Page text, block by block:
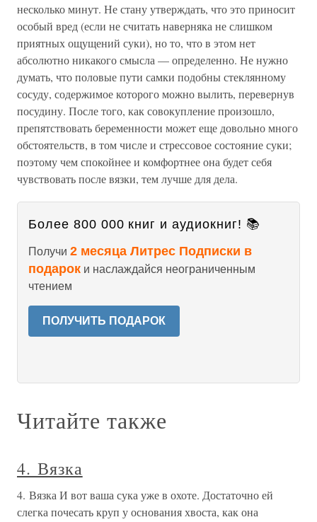
несколько минут. Не стану утверждать, что это приносит
особый вред (если не считать наверняка не слишком
приятных ощущений суки), но то, что в этом нет
абсолютно никакого смысла — определенно. Не нужно
думать, что половые пути самки подобны стеклянному
сосуду, содержимое которого можно вылить, перевернув
посудину. После того, как совокупление произошло,
препятствовать беременности может еще довольно много
обстоятельств, в том числе и стрессовое состояние суки;
поэтому чем спокойнее и комфортнее она будет себя
чувствовать после вязки, тем лучше для дела.
Более 800 000 книг и аудиокниг! 📚
Получи 2 месяца Литрес Подписки в
подарок и наслаждайся неограниченным
чтением
ПОЛУЧИТЬ ПОДАРОК
Читайте также
4. Вязка
4. Вязка И вот ваша сука уже в охоте. Достаточно ей
слегка почесать круп у основания хвоста, как она